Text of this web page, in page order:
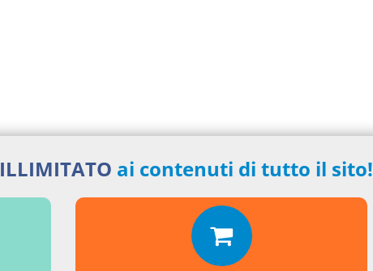
ILLIMITATO ai contenuti di tutto il sito!